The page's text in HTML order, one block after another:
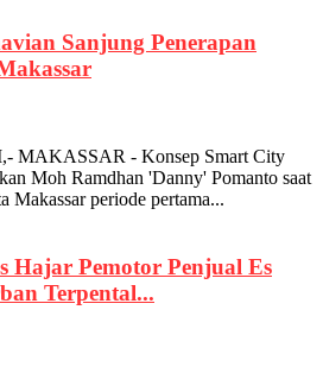
Sanjung Penerapan
MAKASSAR - Konsep Smart City
Moh Ramdhan 'Danny' Pomanto saat
Makassar periode pertama...
Hajar Pemotor Penjual Es
Terpental...